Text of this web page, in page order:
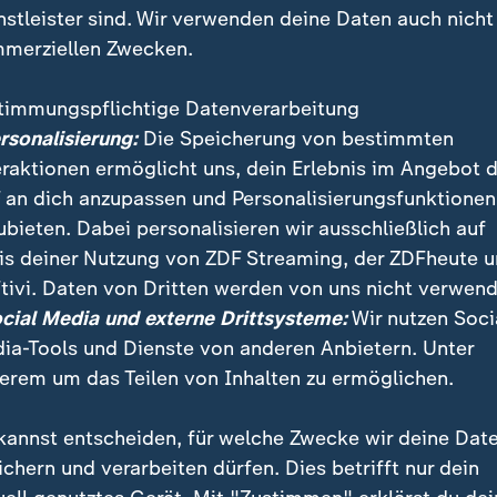
Millionen Gäste von deutschen Häfen aus zu
als im Vorjahr. Deutschland zählt damit wieder zu
Standorten.
sind. Wir verwenden deine Daten auch nicht
Zwecken.
Datenverarbeitung
Die Speicherung von bestimmten
ermöglicht uns, dein Erlebnis im Angebot
an dich anzupassen und Personalisierungsfunktionen
Dabei personalisieren wir ausschließlich auf
deiner Nutzung von ZDF Streaming, der ZDFheute
Daten von Dritten werden von uns nicht
Media und externe Drittsysteme:Wir nutzen
Tools und Dienste von anderen Anbietern. Unter
um das Teilen von Inhalten zu ermöglichen.
entscheiden, für welche Zwecke wir deine
und verarbeiten dürfen. Dies betrifft nur dein